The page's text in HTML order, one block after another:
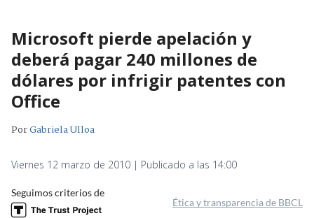
Microsoft pierde apelación y
deberá pagar 240 millones de
dólares por infrigir patentes con
Office
PorGabriela Ulloa
Viernes 12 marzo de 2010 | Publicado a las 14:00
Seguimos criterios de
Ética y transparencia de BBCL